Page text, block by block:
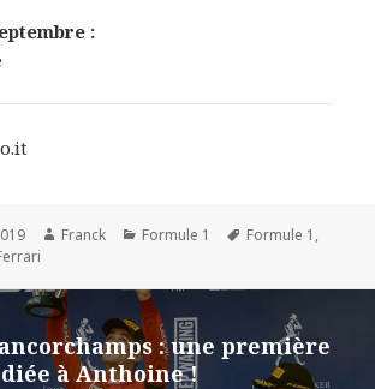
:
Auteur
Franck Catégories
Formule 1
Mots-
Formule 1 ,
: une première
à Anthoine !